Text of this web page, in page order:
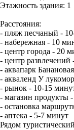
Этажность здания: 1
Расстояния:
- пляж песчаный -
- набережная - 10
- центр города - 20
- центр развлечений
- аквапарк
- акваленд У
- рынок - 10-15
- магазин продукты
- остановка
- аптека - 5-7 минут
Рядом